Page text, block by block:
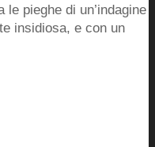
pieghe di un’indagine
insidiosa, e con un